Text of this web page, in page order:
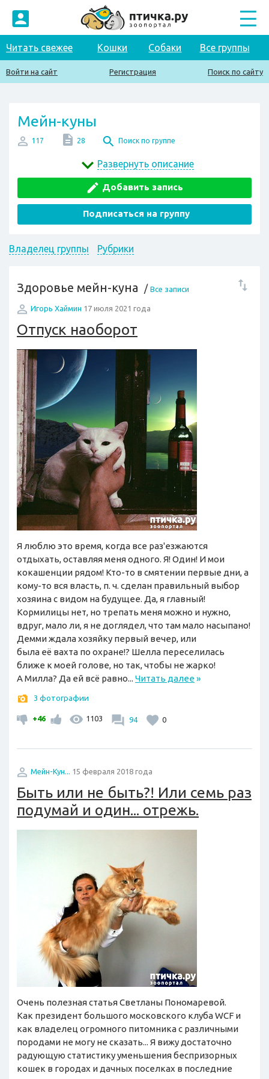
Читать свежее Кошки Собаки Все группы
Войти на сайт Регистрация Поиск по сайту
Мейн-куны
117 28 Поиск по группе
Развернуть описание
Добавить запись
Подписаться на группу
Владелец группы Рубрики
Здоровье мейн-куна / Все записи
Игорь Хаймин 17 июля 2021 года
Отпуск наоборот
Я люблю это время, когда все раз'езжаются
отдыхать, оставляя меня одного. Я! Один! И мои
кокашенции рядом! Кто-то в смятении первые дни, а
кому-то вся власть, п. ч. сделан правильный выбор
хозяина с видом на будущее. Да, я главный!
Кормилицы нет, но трепать меня можно и нужно,
вдруг, мало ли, я не доглядел, что там мало насыпано!
Демми ждала хозяйку первый вечер, или
была её вахта по охране!? Шелла переселилась
ближе к моей голове, но так, чтобы не жарко!
А Милла? Да ей всё равно... Читать далее»
3 фотографии
+46 1103 94 0
Мейн-Кун... 15 февраля 2018 года
Быть или не быть?! Или семь раз
подумай и один... отрежь.
Очень полезная статья Светланы Пономаревой.
Как президент большого московского клуба WCF и
как владелец огромного питомника с различными
породами не могу не сказать... Я вижу достаточно
радующую статистику уменьшения беспризорных
кошек в городах и дачных поселках в последние